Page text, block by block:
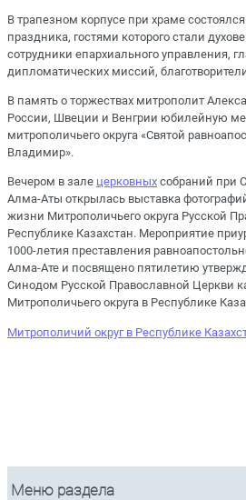
В трапезном корпусе при храме
праздника, гостями которого стали
сотрудники епархиального управления,
дипломатических миссий,
В память о торжествах митрополит
России, Швеции и Венгрии юбилейную
митрополичьего округа «Святой
Владимир».
Вечером в зале церковных собраний при
Алма-Аты открылась выставка
жизни Митрополичьего округа Русской
Республике Казахстан. Мероприятие
1000-летия преставления
Алма-Ате и посвящено пятилетию
Синодом Русской Православной Церкви
Митрополичьего округа в Республике
Митрополичий округ в Республике
Меню раздела